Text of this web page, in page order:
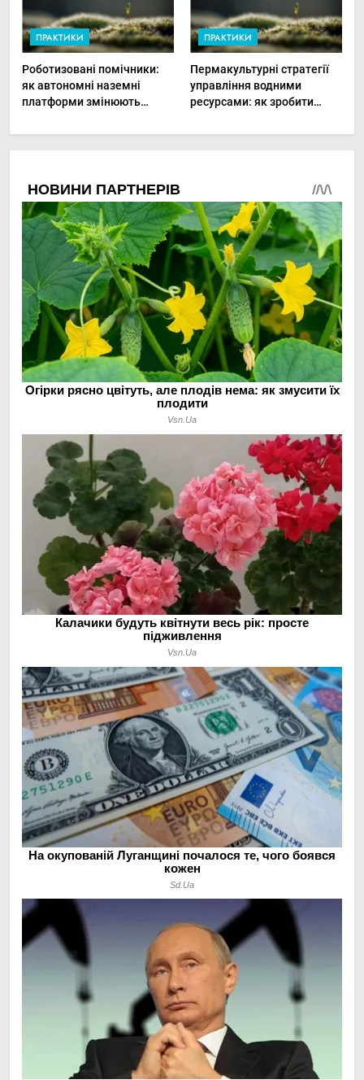
ПРАКТИКИ
Роботизовані помічники:
як автономні наземні
платформи змінюють
овочами
ПРАКТИКИ
Пермакультурні стратегії
управління водними
ресурсами: як зробити
до посухи